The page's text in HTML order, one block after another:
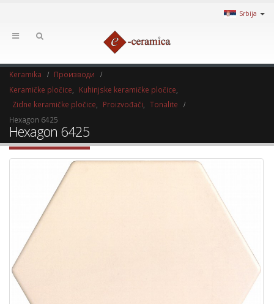
Srbija
Keramika
Производи
Keramičke pločice
Kuhinjske keramičke pločice
Zidne keramičke pločice
Proizvođači
Tonalite
Hexagon 6425
Hexagon 6425